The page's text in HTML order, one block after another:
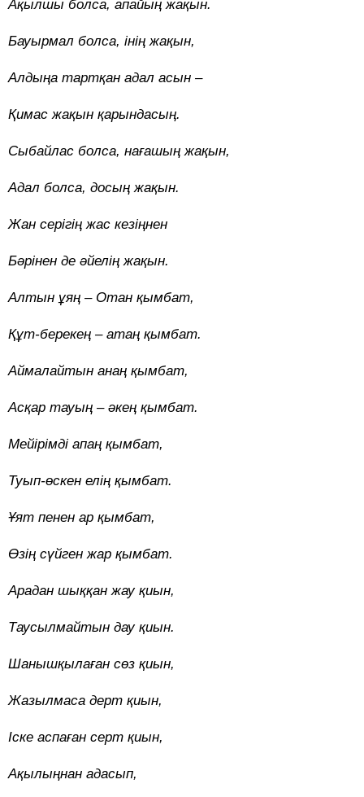
Ақылшы болса, апайың жақын.
Бауырмал болса, інің жақын,
Алдыңа тартқан адал асын –
Қимас жақын қарындасың.
Сыбайлас болса, нағашың жақын,
Адал болса, досың жақын.
Жан серігің жас кезіңнен
Бәрінен де әйелің жақын.
Алтын ұяң – Отан қымбат,
Құт-берекең – атаң қымбат.
Аймалайтын анаң қымбат,
Асқар тауың – әкең қымбат.
Мейірімді апаң қымбат,
Туып-өскен елің қымбат.
Ұят пенен ар қымбат,
Өзің сүйген жар қымбат.
Арадан шыққан жау қиын,
Таусылмайтын дау қиын.
Шанышқылаған сөз қиын,
Жазылмаса дерт қиын,
Іске аспаған серт қиын,
Ақылыңнан адасып,